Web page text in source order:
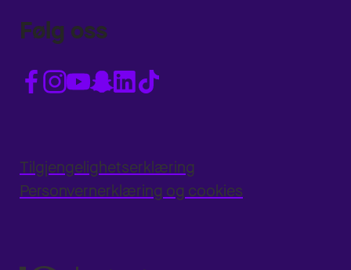
Følg oss
Tilgjengelighetserklæring
Personvernerklæring og cookies